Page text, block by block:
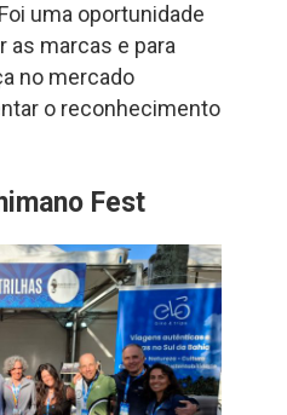
uma oportunidade
as marcas e para
no mercado
o reconhecimento
Fest